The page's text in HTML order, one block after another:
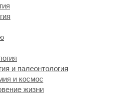
и палеонтология
и космос
жизни